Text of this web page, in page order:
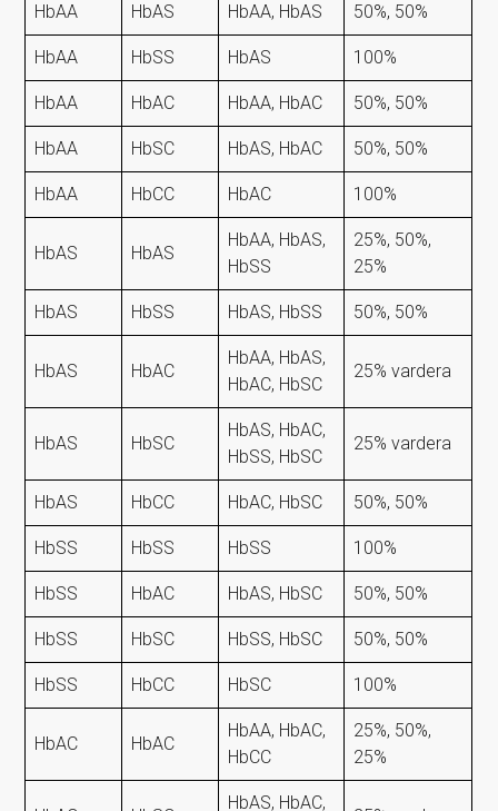
HbAA HbAS HbAA, HbAS 50%, 50%
HbAA HbSS HbAS 100%
HbAA HbAC HbAA, HbAC 50%, 50%
HbAA HbSC HbAS, HbAC 50%, 50%
HbAA HbCC HbAC 100%
HbAS HbAS
HbAA, HbAS,
HbSS
25%, 50%,
25%
HbAS HbSS HbAS, HbSS 50%, 50%
HbAS HbAC
HbAA, HbAS,
HbAC, HbSC
25% vardera
HbAS HbSC
HbAS, HbAC,
HbSS, HbSC
25% vardera
HbAS HbCC HbAC, HbSC 50%, 50%
HbSS HbSS HbSS 100%
HbSS HbAC HbAS, HbSC 50%, 50%
HbSS HbSC HbSS, HbSC 50%, 50%
HbSS HbCC HbSC 100%
HbAC HbAC
HbAA, HbAC,
HbCC
25%, 50%,
25%
HbAS, HbAC,